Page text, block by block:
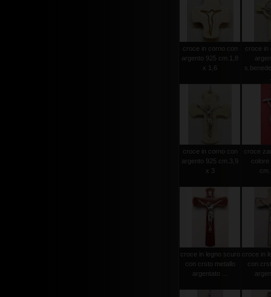
croce in corno con
argento 925 cm.1,8
x 1,6
croce in
croce in corno con
argento 925 cm.3,9
x 3
croce
colore
croce in legno scuro
con crsto metallo
argentato ...
croce in
con